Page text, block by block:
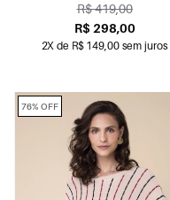
R$ 419,00
R$ 298,00
2X de R$ 149,00 sem juros
76% OFF